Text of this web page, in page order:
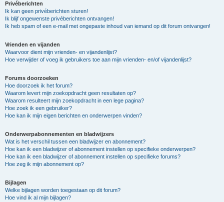
Privéberichten
Ik kan geen privéberichten sturen!
Ik blijf ongewenste privéberichten ontvangen!
Ik heb spam of een e-mail met ongepaste inhoud van iemand op dit forum ontvangen!
Vrienden en vijanden
Waarvoor dient mijn vrienden- en vijandenlijst?
Hoe verwijder of voeg ik gebruikers toe aan mijn vrienden- en/of vijandenlijst?
Forums doorzoeken
Hoe doorzoek ik het forum?
Waarom levert mijn zoekopdracht geen resultaten op?
Waarom resulteert mijn zoekopdracht in een lege pagina?
Hoe zoek ik een gebruiker?
Hoe kan ik mijn eigen berichten en onderwerpen vinden?
Onderwerpabonnementen en bladwijzers
Wat is het verschil tussen een bladwijzer en abonnement?
Hoe kan ik een bladwijzer of abonnement instellen op specifieke onderwerpen?
Hoe kan ik een bladwijzer of abonnement instellen op specifieke forums?
Hoe zeg ik mijn abonnement op?
Bijlagen
Welke bijlagen worden toegestaan op dit forum?
Hoe vind ik al mijn bijlagen?